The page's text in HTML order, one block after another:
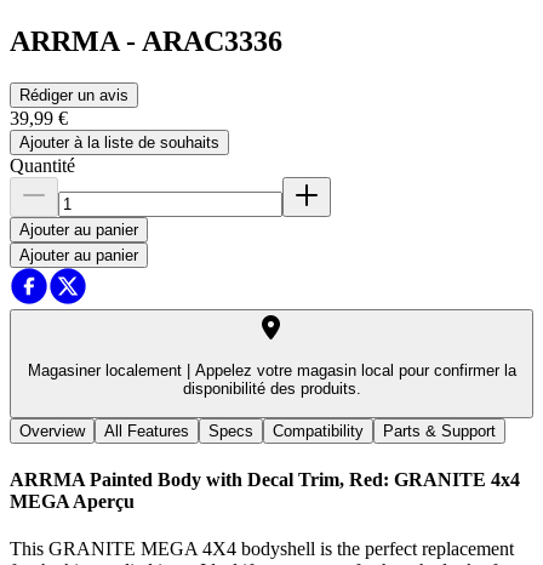
ARRMA - ARAC3336
Rédiger un avis
39,99 €
Ajouter à la liste de souhaits
Quantité
Ajouter au panier
Ajouter au panier
Magasiner localement |
Appelez votre magasin local pour confirmer la
disponibilité des produits.
Overview All Features Specs Compatibility Parts & Support
ARRMA Painted Body with Decal Trim, Red: GRANITE 4x4
MEGA Aperçu
This GRANITE MEGA 4X4 bodyshell is the perfect replacement